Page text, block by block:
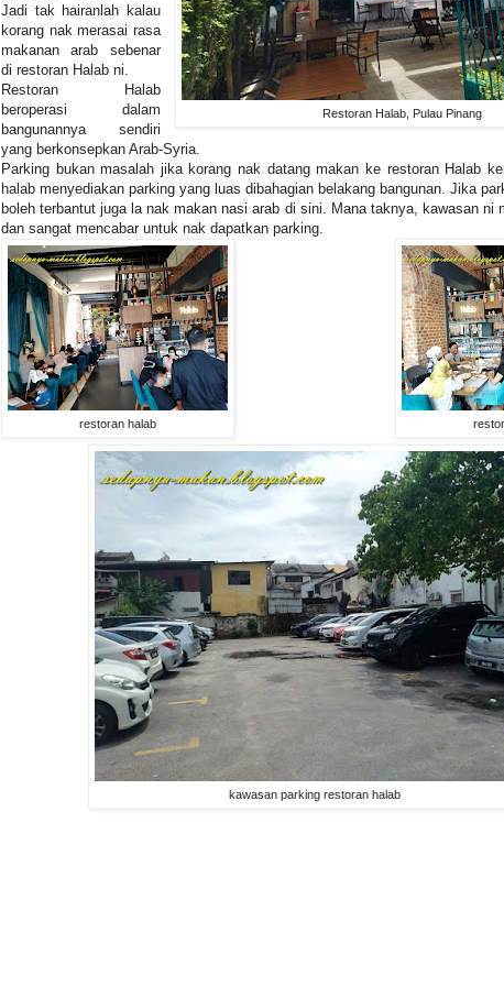
Restoran Halab, Pulau Pinang
Jadi tak hairanlah kalau
korang nak merasai rasa
makanan arab sebenar
di restoran Halab ni.
Restoran Halab
beroperasi dalam
bangunannya sendiri
yang berkonsepkan Arab-Syria.
Parking bukan masalah jika korang nak datang makan ke restoran Halab
halab menyediakan parking yang luas dibahagian belakang bangunan. Jika
boleh terbantut juga la nak makan nasi arab di sini. Mana taknya, kawasan ni
dan sangat mencabar untuk nak dapatkan parking.
restoran halab
kawasan parking restoran halab